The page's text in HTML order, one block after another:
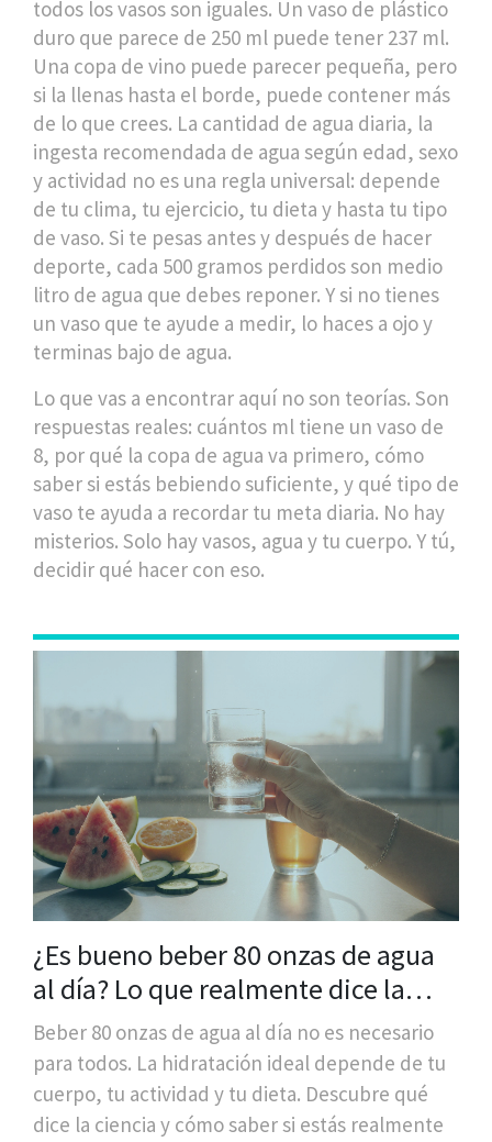
todos los vasos son iguales. Un vaso de plástico
duro que parece de 250 ml puede tener 237 ml.
Una copa de vino puede parecer pequeña, pero
si la llenas hasta el borde, puede contener más
de lo que crees. La cantidad de agua diaria, la
ingesta recomendada de agua según edad, sexo
y actividad no es una regla universal: depende
de tu clima, tu ejercicio, tu dieta y hasta tu tipo
de vaso. Si te pesas antes y después de hacer
deporte, cada 500 gramos perdidos son medio
litro de agua que debes reponer. Y si no tienes
un vaso que te ayude a medir, lo haces a ojo y
terminas bajo de agua.
Lo que vas a encontrar aquí no son teorías. Son
respuestas reales: cuántos ml tiene un vaso de
8, por qué la copa de agua va primero, cómo
saber si estás bebiendo suficiente, y qué tipo de
vaso te ayuda a recordar tu meta diaria. No hay
misterios. Solo hay vasos, agua y tu cuerpo. Y tú,
decidir qué hacer con eso.
¿Es bueno beber 80 onzas de agua
al día? Lo que realmente dice la
ciencia
Beber 80 onzas de agua al día no es necesario
para todos. La hidratación ideal depende de tu
cuerpo, tu actividad y tu dieta. Descubre qué
dice la ciencia y cómo saber si estás realmente